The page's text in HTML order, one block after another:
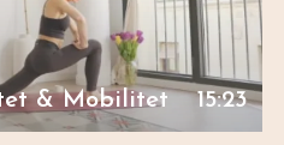
& Mobilitet 15:23